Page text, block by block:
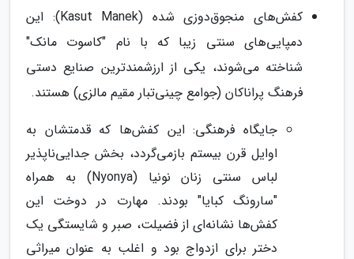
کفش‌های منجوق‌دوزی شده (Kasut Manek): این
دمپایی‌های سنتی زیبا که با نام "کاسوت مانک"
شناخته می‌شوند، یکی از ارزشمندترین صنایع دستی
فرهنگ پراناکان (جوامع چینی‌تبار مقیم مالزی) هستند.
جایگاه فرهنگی: این کفش‌ها که قدمتشان به
اوایل قرن بیستم بازمی‌گردد، بخش جدایی‌ناپذیر
لباس سنتی زنان نونیا (Nyonya) به همراه
"سارونگ کبایا" بودند. مهارت در دوخت این
کفش‌ها نشانه‌ای از فضیلت، صبر و شایستگی یک
دختر برای ازدواج بود و اغلب به عنوان میراثی